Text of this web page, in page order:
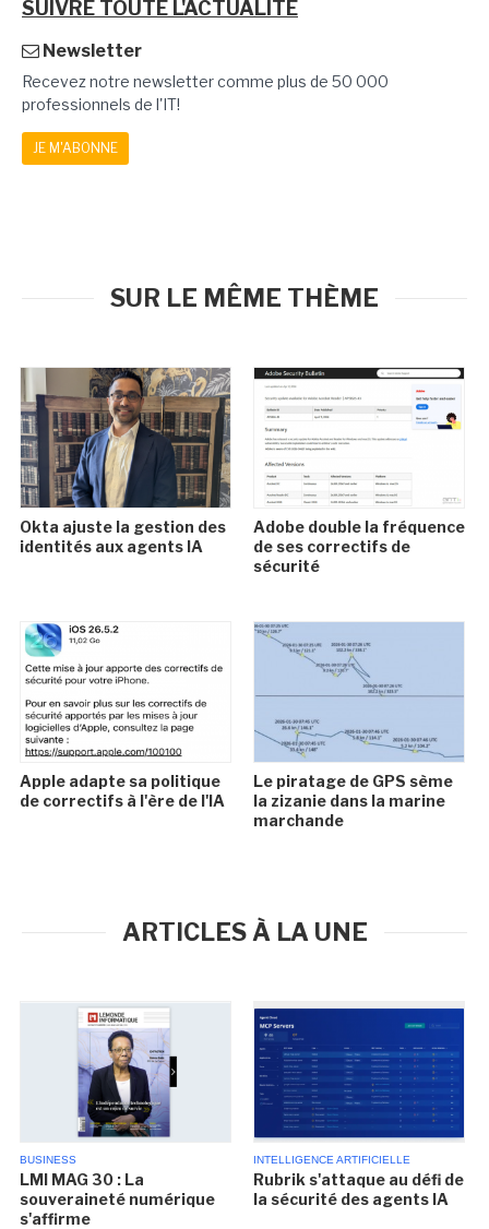
SUIVRE TOUTE L'ACTUALITÉ
Newsletter
Recevez notre newsletter comme plus de 50 000
professionnels de l'IT!
JE M'ABONNE
SUR LE MÊME THÈME
Okta ajuste la gestion des
identités aux agents IA
Adobe double la fréquence
de ses correctifs de
sécurité
Apple adapte sa politique
de correctifs à l'ère de l'IA
Le piratage de GPS sème
la zizanie dans la marine
marchande
ARTICLES À LA UNE
BUSINESS
LMI MAG 30 : La
souveraineté numérique
s'affirme
INTELLIGENCE ARTIFICIELLE
Rubrik s'attaque au défi de
la sécurité des agents IA